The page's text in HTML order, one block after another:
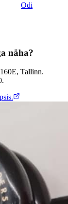
Odi
näha?
Tallinn.